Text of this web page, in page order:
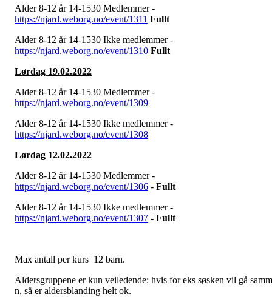
Alder 8-12 år 14-1530 Medlemmer -
https://njard.weborg.no/event/1311 Fullt
Alder 8-12 år 14-1530 Ikke medlemmer -
https://njard.weborg.no/event/1310 Fullt
Lørdag 19.02.2022
Alder 8-12 år 14-1530 Medlemmer -
https://njard.weborg.no/event/1309
Alder 8-12 år 14-1530 Ikke medlemmer -
https://njard.weborg.no/event/1308
Lørdag 12.02.2022
Alder 8-12 år 14-1530 Medlemmer -
https://njard.weborg.no/event/1306 - Fullt
Alder 8-12 år 14-1530 Ikke medlemmer -
https://njard.weborg.no/event/1307 - Fullt
Max antall per kurs 12 barn.
Aldersgruppene er kun veiledende: hvis for eks søsken vil gå
n, så er aldersblanding helt ok.